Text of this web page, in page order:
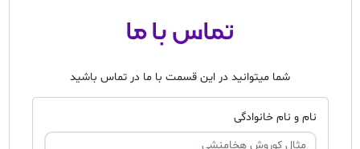
تماس با ما
شما میتوانید در این قسمت با ما در تماس باشید
نام و نام خانوادگی